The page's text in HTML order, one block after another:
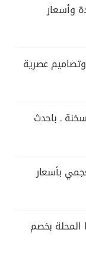
وأسعار
عصرية
ـ باحدث
بأسعار
بخصم